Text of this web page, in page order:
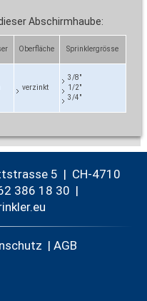
Abschirmhaube:
Oberfläche Sprinklergrösse
verzinkt
3/8"
1/2"
3/4"
5 | CH-4710
386 18 30 |
nkl r
| AGB